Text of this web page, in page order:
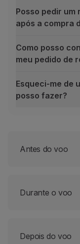
Posso pedir um
após a compra
Como posso
meu pedido de
Esqueci-me de
posso fazer?
Reservas de
transporte
transporte
Antes do voo
Durante o voo
Depois do voo